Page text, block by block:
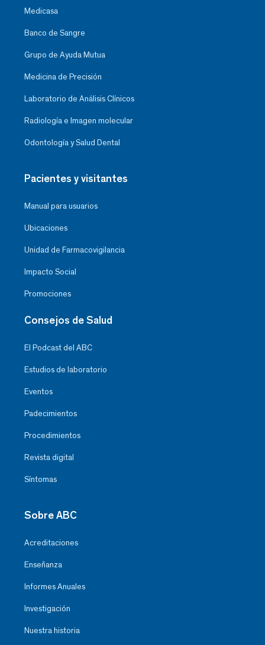
Medicasa
Banco de Sangre
Grupo de Ayuda Mutua
Medicina de Precisión
Laboratorio de Análisis Clínicos
Radiología e Imagen molecular
Odontología y Salud Dental
Pacientes y visitantes
Manual para usuarios
Ubicaciones
Unidad de Farmacovigilancia
Impacto Social
Promociones
Consejos de Salud
El Podcast del ABC
Estudios de laboratorio
Eventos
Padecimientos
Procedimientos
Revista digital
Síntomas
Sobre ABC
Acreditaciones
Enseñanza
Informes Anuales
Investigación
Nuestra historia